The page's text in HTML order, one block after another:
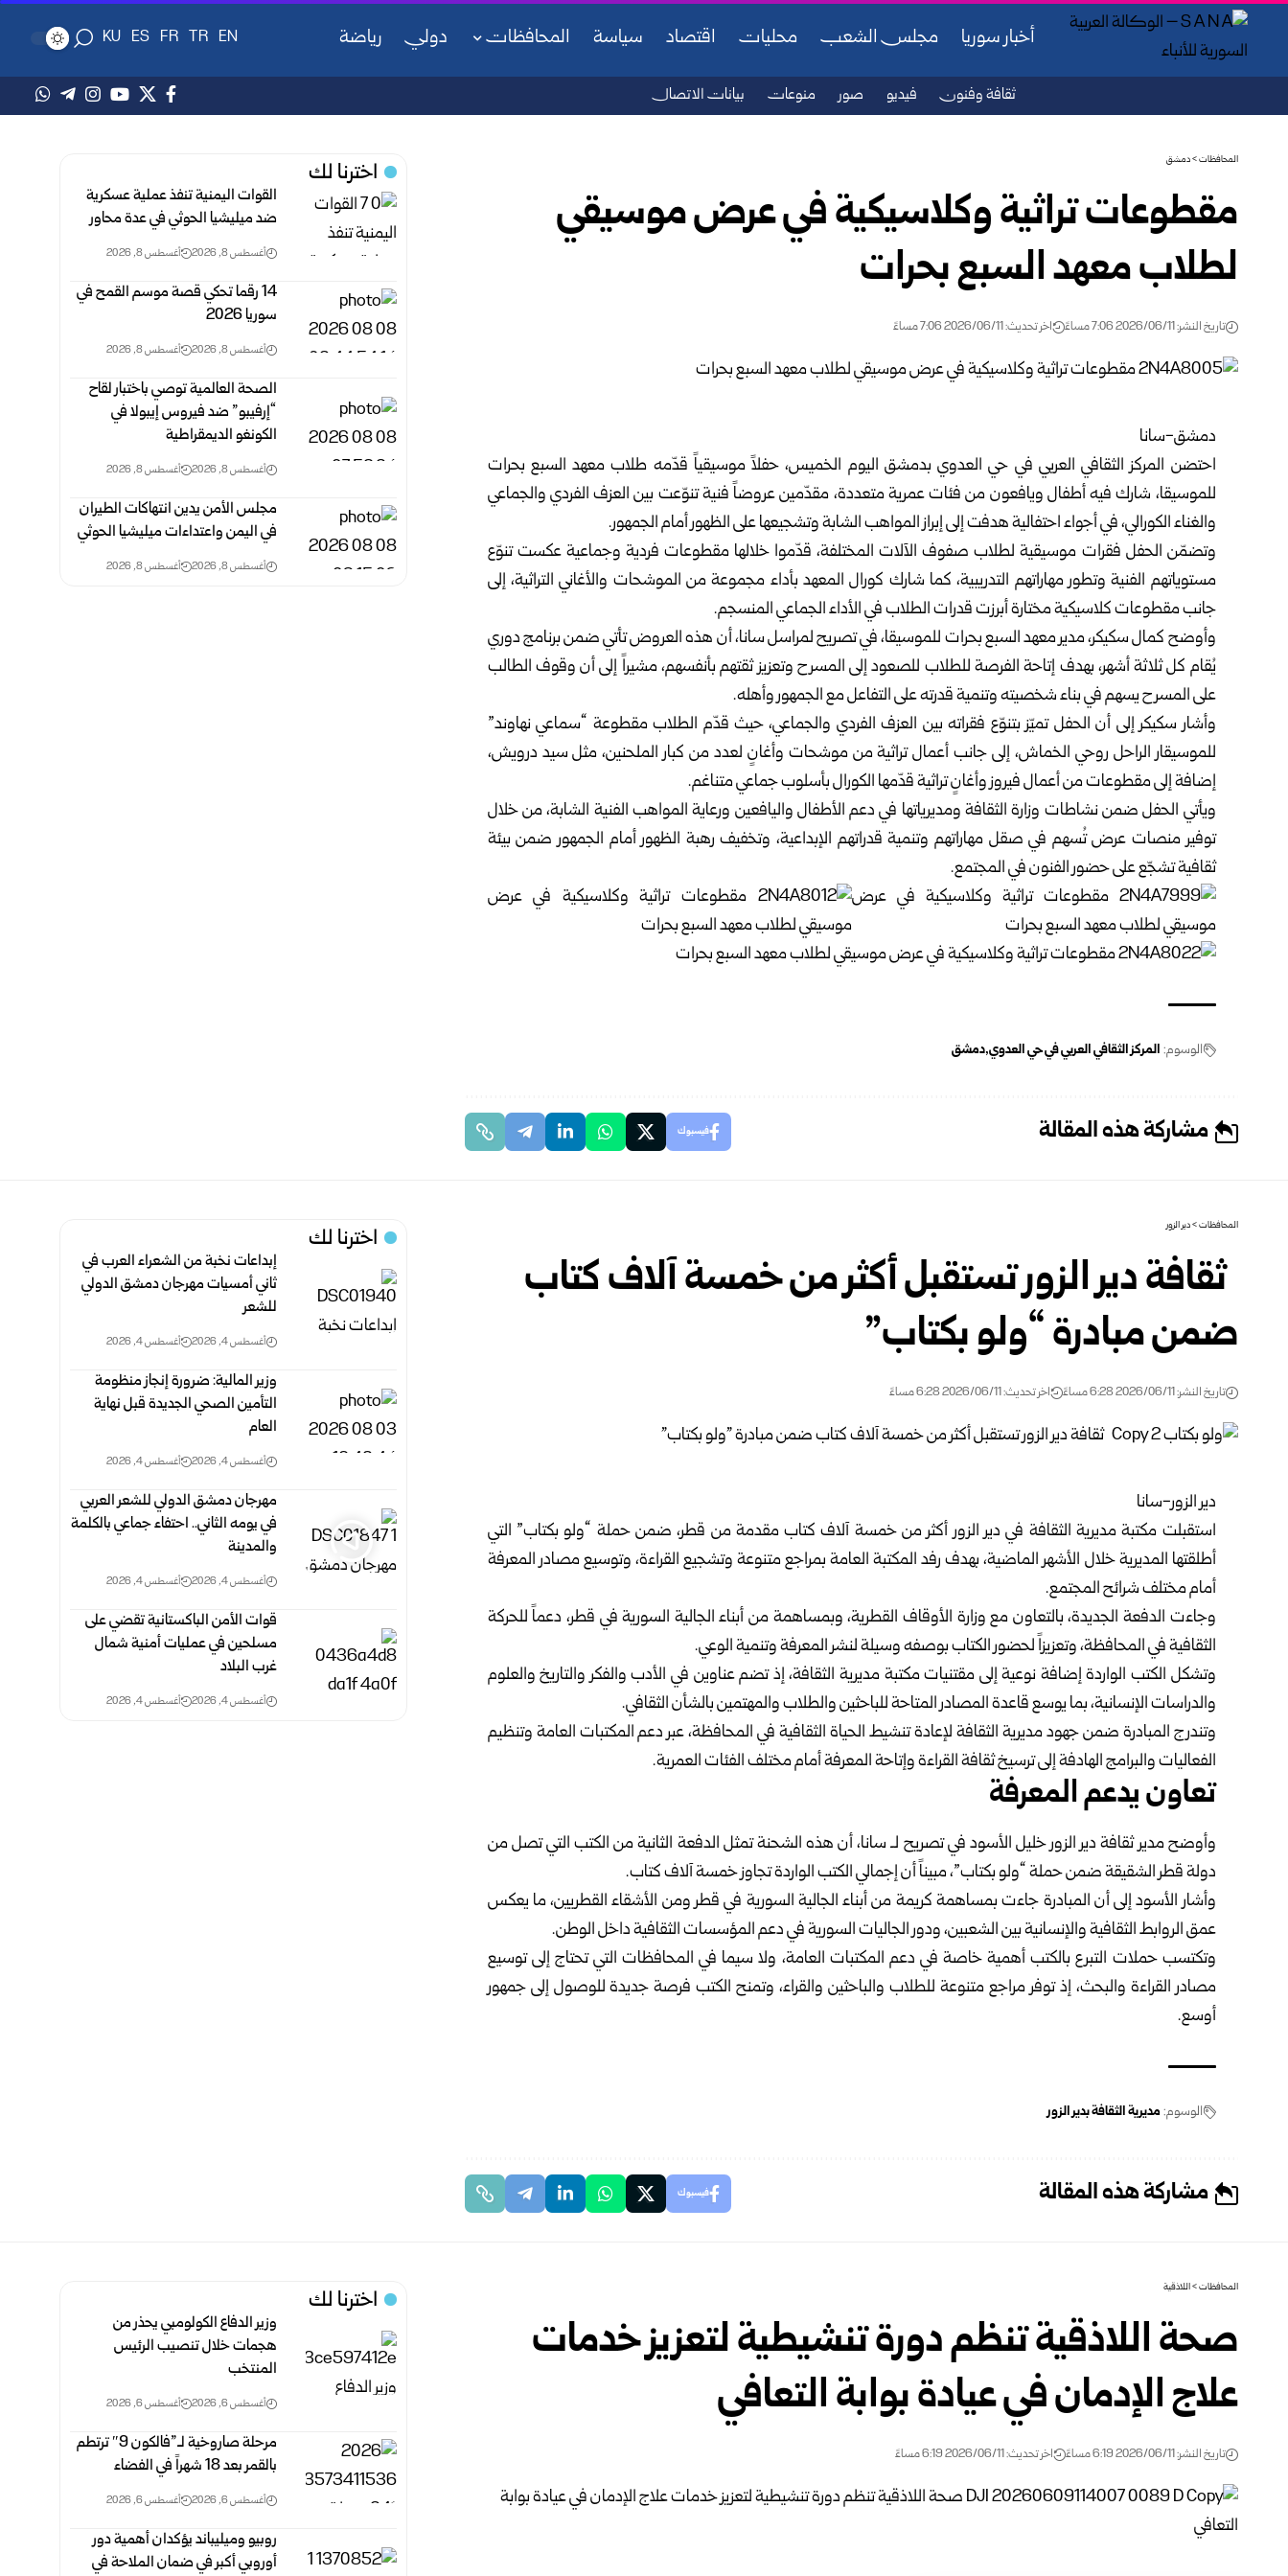
أخبار سوريا مجلس الشعب محليات اقتصاد سياسة المحافظات دولي رياضة EN
TR
FR
ES
KU
ثقافة وفنون فيديو صور منوعات بيانات الاتصال
المحافظات>دمشق
مقطوعات تراثية وكلاسيكية في عرض موسيقي
لطلاب معهد السبع بحرات
تاريخ النشر: 2026/06/11 7:06 مساءً اخر تحديث: 2026/06/11 7:06 مساءً
دمشق-سانا
احتضن المركز الثقافي العربي في حي العدوي بدمشق اليوم الخميس، حفلاً موسيقياً قدّمه طلاب معهد السبع بحرات
للموسيقا، شارك فيه أطفال ويافعون من فئات عمرية متعددة، مقدّمين عروضاً فنية تنوّعت بين العزف الفردي والجماعي
والغناء الكورالي، في أجواء احتفالية هدفت إلى إبراز المواهب الشابة وتشجيعها على الظهور أمام الجمهور.
وتضمّن الحفل فقرات موسيقية لطلاب صفوف الآلات المختلفة، قدّموا خلالها مقطوعات فردية وجماعية عكست تنوّع
مستوياتهم الفنية وتطور مهاراتهم التدريبية، كما شارك كورال المعهد بأداء مجموعة من الموشحات والأغاني التراثية، إلى
جانب مقطوعات كلاسيكية مختارة أبرزت قدرات الطلاب في الأداء الجماعي المنسجم.
وأوضح كمال سكيكر، مدير معهد السبع بحرات للموسيقا، في تصريح لمراسل سانا، أن هذه العروض تأتي ضمن برنامج دوري
يُقام كل ثلاثة أشهر، بهدف إتاحة الفرصة للطلاب للصعود إلى المسرح وتعزيز ثقتهم بأنفسهم، مشيراً إلى أن وقوف الطالب
على المسرح يسهم في بناء شخصيته وتنمية قدرته على التفاعل مع الجمهور وأهله.
وأشار سكيكر إلى أن الحفل تميّز بتنوّع فقراته بين العزف الفردي والجماعي، حيث قدّم الطلاب مقطوعة “سماعي نهاوند”
للموسيقار الراحل روحي الخماش، إلى جانب أعمال تراثية من موشحات وأغانٍ لعدد من كبار الملحنين، مثل سيد درويش،
إضافة إلى مقطوعات من أعمال فيروز وأغانٍ تراثية قدّمها الكورال بأسلوب جماعي متناغم.
ويأتي الحفل ضمن نشاطات وزارة الثقافة ومديرياتها في دعم الأطفال واليافعين ورعاية المواهب الفنية الشابة، من خلال
توفير منصات عرض تُسهم في صقل مهاراتهم وتنمية قدراتهم الإبداعية، وتخفيف رهبة الظهور أمام الجمهور ضمن بيئة
ثقافية تشجّع على حضور الفنون في المجتمع.
الوسوم: المركز الثقافي العربي في حي العدوي دمشق
مشاركة هذه المقالة فيسبوك
اخترنا لك
القوات اليمنية تنفذ عملية عسكرية
ضد ميليشيا الحوثي في ‏عدة محاور ‏
أغسطس 8, 2026 أغسطس 8, 2026
14 رقما تحكي قصة موسم القمح في
سوريا 2026
أغسطس 8, 2026 أغسطس 8, 2026
الصحة العالمية توصي باختبار لقاح
“إرفيبو” ضد فيروس إيبولا في
الكونغو الديمقراطية
أغسطس 8, 2026 أغسطس 8, 2026
مجلس الأمن يدين انتهاكات الطيران
في اليمن واعتداءات ميليشيا الحوثي
أغسطس 8, 2026 أغسطس 8, 2026
المحافظات>دير الزور
ثقافة دير الزور تستقبل أكثر من خمسة آلاف كتاب
ضمن مبادرة “ولو بكتاب”
تاريخ النشر: 2026/06/11 6:28 مساءً اخر تحديث: 2026/06/11 6:28 مساءً
دير الزور-سانا
استقبلت مكتبة مديرية الثقافة في دير الزور أكثر من خمسة آلاف كتاب مقدمة من قطر، ضمن حملة “ولو بكتاب” التي
أطلقتها المديرية خلال الأشهر الماضية، بهدف رفد المكتبة العامة بمراجع متنوعة وتشجيع القراءة، وتوسيع مصادر المعرفة
أمام مختلف شرائح المجتمع.
وجاءت الدفعة الجديدة، بالتعاون مع وزارة الأوقاف القطرية، وبمساهمة من أبناء الجالية السورية في قطر، دعماً للحركة
الثقافية في المحافظة، وتعزيزاً لحضور الكتاب بوصفه وسيلة لنشر المعرفة وتنمية الوعي.
وتشكل الكتب الواردة إضافة نوعية إلى مقتنيات مكتبة مديرية الثقافة، إذ تضم عناوين في الأدب والفكر والتاريخ والعلوم
والدراسات الإنسانية، بما يوسع قاعدة المصادر المتاحة للباحثين والطلاب والمهتمين بالشأن الثقافي.
وتندرج المبادرة ضمن جهود مديرية الثقافة لإعادة تنشيط الحياة الثقافية في المحافظة، عبر دعم المكتبات العامة وتنظيم
الفعاليات والبرامج الهادفة إلى ترسيخ ثقافة القراءة وإتاحة المعرفة أمام مختلف الفئات العمرية.
تعاون يدعم المعرفة
وأوضح مدير ثقافة دير الزور خليل الأسود في تصريح لـ سانا، أن هذه الشحنة تمثل الدفعة الثانية من الكتب التي تصل من
دولة قطر الشقيقة ضمن حملة “ولو بكتاب”، مبيناً أن إجمالي الكتب الواردة تجاوز خمسة آلاف كتاب.
وأشار الأسود إلى أن المبادرة جاءت بمساهمة كريمة من أبناء الجالية السورية في قطر ومن الأشقاء القطريين، ما يعكس
عمق الروابط الثقافية والإنسانية بين الشعبين، ودور الجاليات السورية في دعم المؤسسات الثقافية داخل الوطن.
وتكتسب حملات التبرع بالكتب أهمية خاصة في دعم المكتبات العامة، ولا سيما في المحافظات التي تحتاج إلى توسيع
مصادر القراءة والبحث، إذ توفر مراجع متنوعة للطلاب والباحثين والقراء، وتمنح الكتب فرصة جديدة للوصول إلى جمهور
أوسع.
الوسوم: مديرية الثقافة بدير الزور
مشاركة هذه المقالة فيسبوك
اخترنا لك
إبداعات نخبة من الشعراء العرب في
ثاني أمسيات مهرجان دمشق الدولي
‏للشعر
أغسطس 4, 2026 أغسطس 4, 2026
وزير المالية: ضرورة إنجاز منظومة
التأمين الصحي الجديدة قبل ‏نهاية
العام
أغسطس 4, 2026 أغسطس 4, 2026
مهرجان دمشق الدولي للشعر العربي
في يومه الثاني.. احتفاء جماعي بالكلمة
والمدينة
أغسطس 4, 2026 أغسطس 4, 2026
قوات الأمن الباكستانية تقضي على
مسلحين في عمليات أمنية شمال
غرب البلاد
أغسطس 4, 2026 أغسطس 4, 2026
المحافظات>اللاذقية
صحة اللاذقية تنظم دورة تنشيطية لتعزيز خدمات
علاج الإدمان في عيادة بوابة التعافي
تاريخ النشر: 2026/06/11 6:19 مساءً اخر تحديث: 2026/06/11 6:19 مساءً
اخترنا لك
وزير الدفاع الكولومبي يحذر من
هجمات خلال تنصيب الرئيس
المنتخب
أغسطس 6, 2026 أغسطس 6, 2026
مرحلة صاروخية لـ”فالكون 9″ ترتطم
بالقمر بعد 18 شهراً في الفضاء
أغسطس 6, 2026 أغسطس 6, 2026
روبيو وميليباند يؤكدان أهمية دور
أوروبي أكبر في ضمان الملاحة في